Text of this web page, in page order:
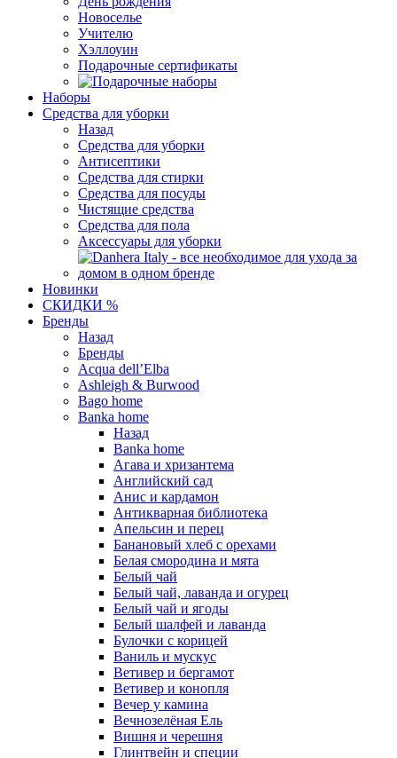
Новоселье
Учителю
Хэллоуин
Подарочные сертификаты
Наборы
Средства для уборки
Назад
Средства для уборки
Антисептики
Средства для стирки
Средства для посуды
Чистящие средства
Средства для пола
Аксессуары для уборки
Новинки
СКИДКИ %
Бренды
Назад
Бренды
Acqua dell’Elba
Ashleigh & Burwood
Bago home
Banka home
Назад
Banka home
Агава и хризантема
Английский сад
Анис и кардамон
Антикварная библиотека
Апельсин и перец
Банановый хлеб с орехами
Белая смородина и мята
Белый чай
Белый чай, лаванда и огурец
Белый чай и ягоды
Белый шалфей и лаванда
Булочки с корицей
Ваниль и мускус
Ветивер и бергамот
Ветивер и конопля
Вечер у камина
Вечнозелёная Ель
Вишня и черешня
Глинтвейн и специи